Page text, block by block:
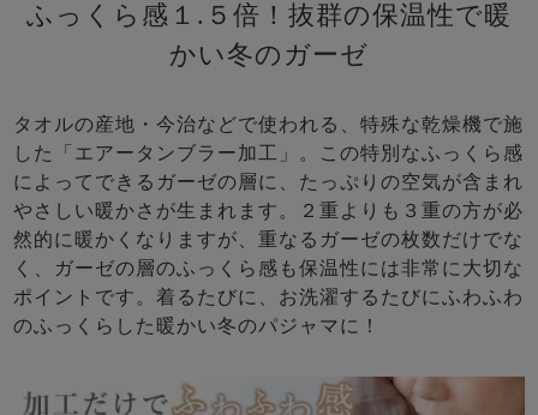
ふっくら感１.５倍！抜群の保温性で暖
かい冬のガーゼ
タオルの産地・今治などで使われる、特殊な乾燥機で施
した「エアータンブラー加工」。この特別なふっくら感
によってできるガーゼの層に、たっぷりの空気が含まれ
やさしい暖かさが生まれます。２重よりも３重の方が必
然的に暖かくなりますが、重なるガーゼの枚数だけでな
く、ガーゼの層のふっくら感も保温性には非常に大切な
ポイントです。着るたびに、お洗濯するたびにふわふわ
のふっくらした暖かい冬のパジャマに！